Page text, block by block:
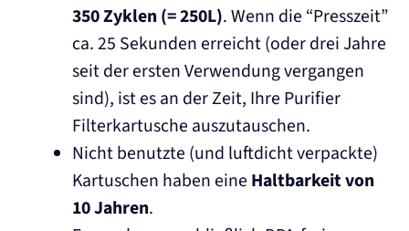
350 Zyklen (= 250L). Wenn die “Presszeit”
ca. 25 Sekunden erreicht (oder drei Jahre
seit der ersten Verwendung vergangen
sind), ist es an der Zeit, Ihre Purifier
Filterkartusche auszutauschen.
Nicht benutzte (und luftdicht verpackte)
Kartuschen haben eine Haltbarkeit von
10 Jahren.